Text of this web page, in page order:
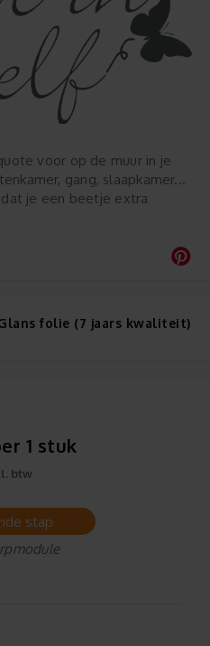
voor op de muur in je
gang, slaapkamer...
je een beetje extra
folie (7 jaars kwaliteit)
1 stuk
btw
stap